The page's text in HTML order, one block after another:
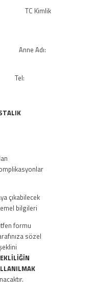
Kimlik
Adı:
çıkabilecek
bilgileri
formu
sözel